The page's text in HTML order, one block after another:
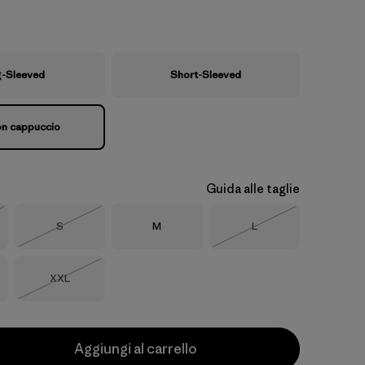
Sleeved Short-Sleeved
cappuccio
Guida alle taglie
Taglia
S
Taglia
M Taglia
L
Taglia
XXL
Aggiungi al carrello